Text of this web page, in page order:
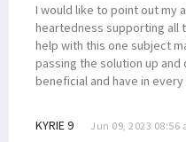
I would like to point out my
heartedness supporting all
help with this one subject
passing the solution up
beneficial and have in
KYRIE 9 Jun 09, 2023 08:56